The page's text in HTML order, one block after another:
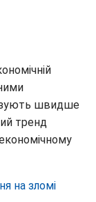
швидше
тренд
на зломі